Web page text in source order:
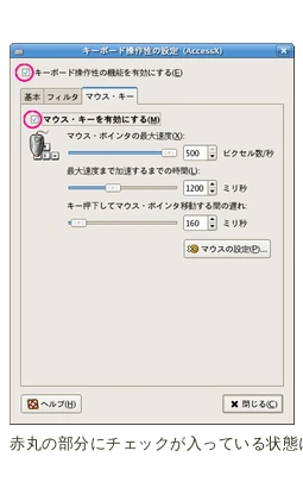
赤丸の部分にチェックが入っている状態